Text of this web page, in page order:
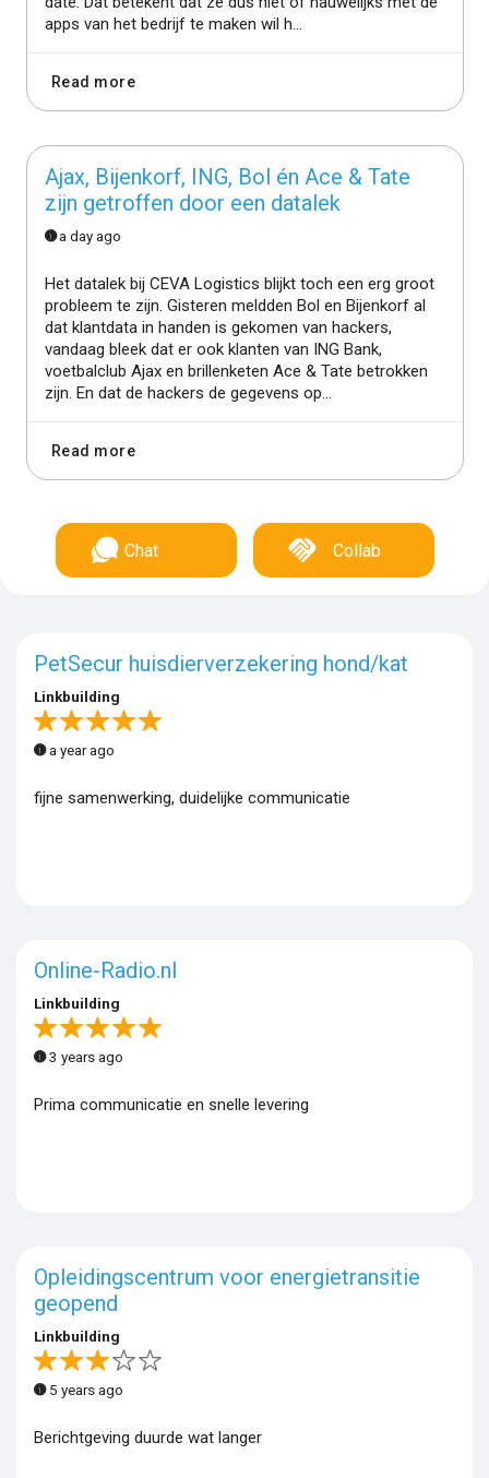
apps van het bedrijf te maken wil h...
Read more
Ajax, Bijenkorf, ING, Bol én Ace & Tate
zijn getroffen door een datalek
a day ago
Het datalek bij CEVA Logistics blijkt toch een erg groot
probleem te zijn. Gisteren meldden Bol en Bijenkorf al
dat klantdata in handen is gekomen van hackers,
vandaag bleek dat er ook klanten van ING Bank,
voetbalclub Ajax en brillenketen Ace & Tate betrokken
zijn. En dat de hackers de gegevens op...
Read more
Chat Collab
PetSecur huisdierverzekering hond/kat
Linkbuilding
a year ago
fijne samenwerking, duidelijke communicatie
Online-Radio.nl
Linkbuilding
3 years ago
Prima communicatie en snelle levering
Opleidingscentrum voor energietransitie
geopend
Linkbuilding
5 years ago
Berichtgeving duurde wat langer